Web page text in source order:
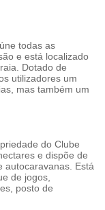
todas as
e está localizado
Dotado de
utilizadores um
mas também um
do Clube
e dispõe de
autocaravanas. Está
de jogos,
posto de